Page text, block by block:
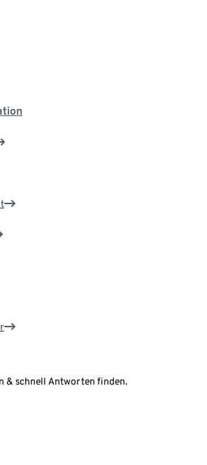
& schnell Antworten finden.